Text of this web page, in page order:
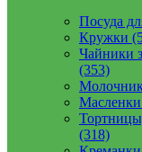
Посуда
Кружки
Чайники
(353)
(318)